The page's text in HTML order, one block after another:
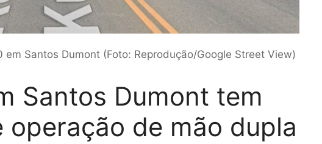
em Santos Dumont (Foto: Reprodução/Google Street View)
Santos Dumont tem
operação de mão dupla